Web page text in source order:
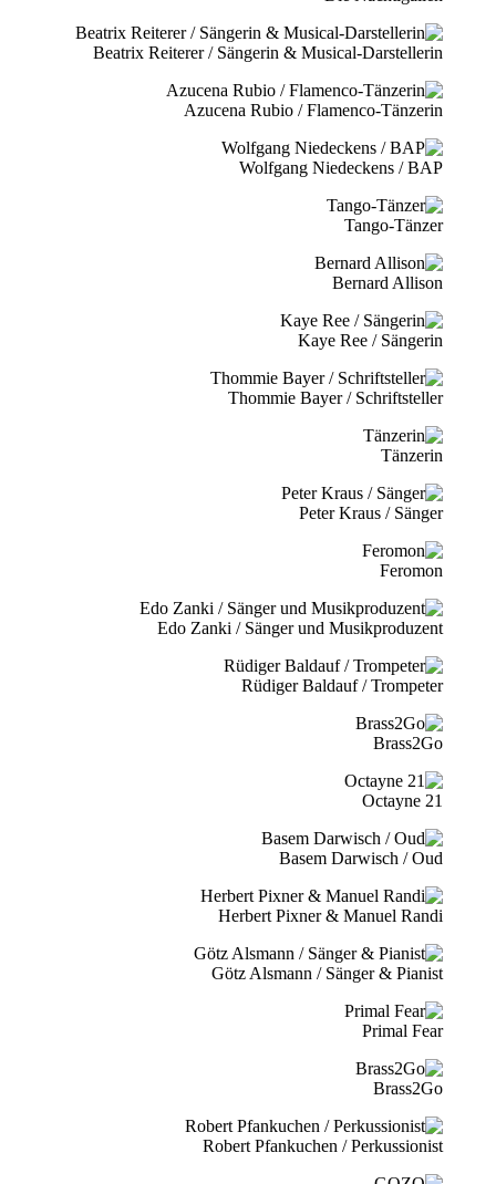
Beatrix Reiterer / Sängerin & Musical-Darstellerin
Azucena Rubio / Flamenco-Tänzerin
Wolfgang Niedeckens / BAP
Tango-Tänzer
Bernard Allison
Kaye Ree / Sängerin
Thommie Bayer / Schriftsteller
Tänzerin
Peter Kraus / Sänger
Feromon
Edo Zanki / Sänger und Musikproduzent
Rüdiger Baldauf / Trompeter
Brass2Go
21 Octayne
Basem Darwisch / Oud
Herbert Pixner & Manuel Randi
Götz Alsmann / Sänger & Pianist
Primal Fear
Brass2Go
Robert Pfankuchen / Perkussionist